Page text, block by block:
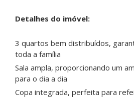
Detalhes do imóvel:
3 quartos bem distribuídos,
toda a família
Sala ampla, proporcionando um
para o dia a dia
Copa integrada, perfeita para